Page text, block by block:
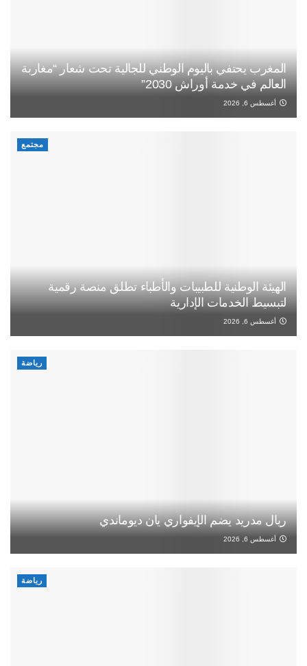
المغرب يحتفي باليوم الوطني للجالية تحت شعار “مغاربة
العالم في خدمة أوراش 2030”
أغسطس 6, 2026
مجتمع
الهيئة الوطنية للطبيبات والأطباء تطلق منصة رقمية
لتبسيط الخدمات الإدارية
أغسطس 6, 2026
رياضة
ريال مدريد يضم الإيفواري يان ديوماندي
أغسطس 6, 2026
رياضة